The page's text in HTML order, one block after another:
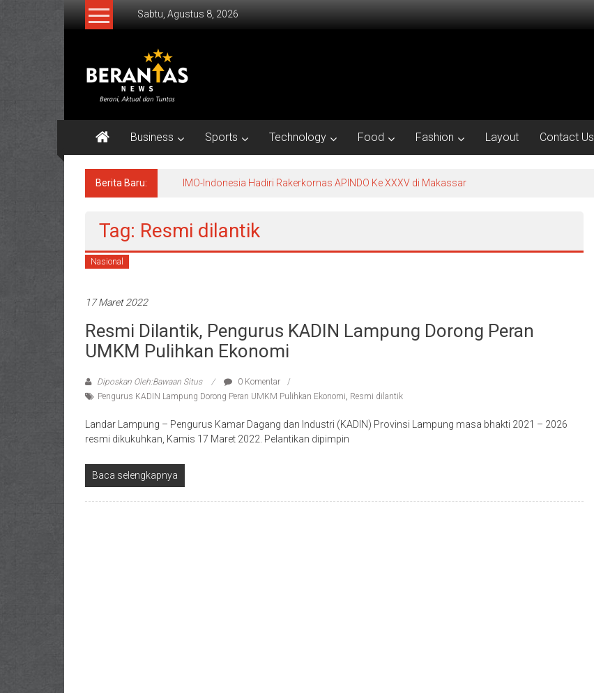
Lompat
Sabtu, Agustus 8, 2026
BERANTAS
NEWS
Tuntas.
Business Sports Technology Food Fashion Layout Contact Us
Berita Baru: IMO-Indonesia Hadiri Rakerkornas APINDO Ke XXXV di Makassar
Tag: Resmi dilantik
Nasional
17 Maret 2022
Resmi Dilantik, Pengurus KADIN Lampung Dorong Peran
UMKM Pulihkan Ekonomi
Diposkan Oleh:Bawaan Situs
0 Komentar
Pengurus KADIN Lampung Dorong Peran UMKM Pulihkan Ekonomi, Resmi dilantik
Landar Lampung – Pengurus Kamar Dagang dan Industri (KADIN) Provinsi Lampung masa bhakti 2021 – 2026
resmi dikukuhkan, Kamis 17 Maret 2022. Pelantikan dipimpin
Baca selengkapnya